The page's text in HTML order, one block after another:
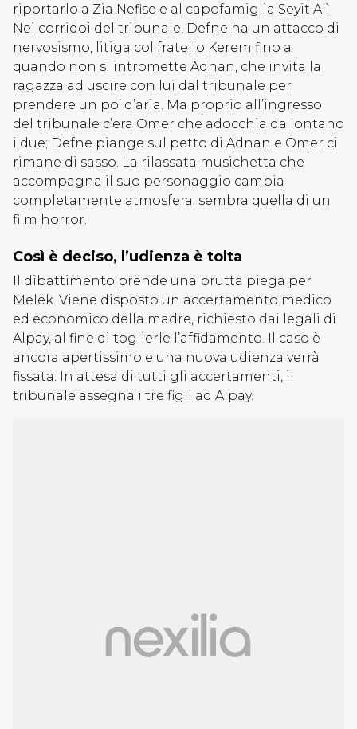
riportarlo a Zia Nefise e al capofamiglia Seyit Alì.
Nei corridoi del tribunale, Defne ha un attacco di
nervosismo, litiga col fratello Kerem fino a
quando non si intromette Adnan, che invita la
ragazza ad uscire con lui dal tribunale per
prendere un po’ d’aria. Ma proprio all’ingresso
del tribunale c’era Omer che adocchia da lontano
i due; Defne piange sul petto di Adnan e Omer ci
rimane di sasso. La rilassata musichetta che
accompagna il suo personaggio cambia
completamente atmosfera: sembra quella di un
film horror.
Così è deciso, l’udienza è tolta
Il dibattimento prende una brutta piega per
Melek. Viene disposto un accertamento medico
ed economico della madre, richiesto dai legali di
Alpay, al fine di toglierle l’affidamento. Il caso è
ancora apertissimo e una nuova udienza verrà
fissata. In attesa di tutti gli accertamenti, il
tribunale assegna i tre figli ad Alpay.